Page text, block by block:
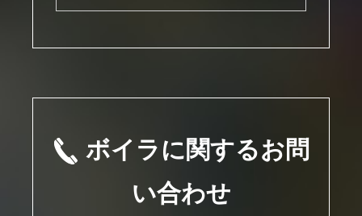
ボイラに関するお問
い合わせ